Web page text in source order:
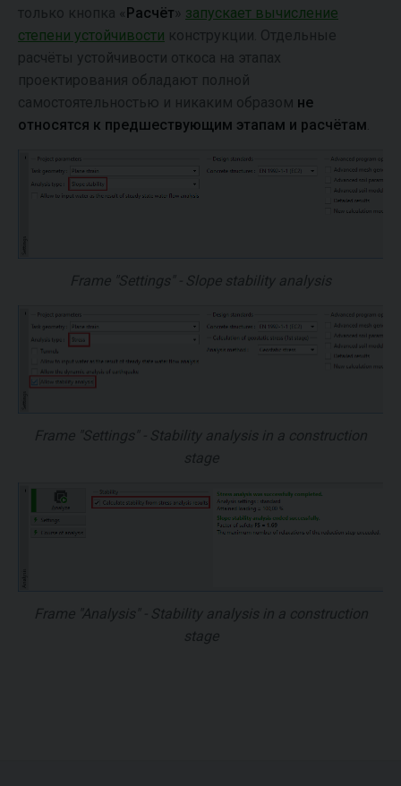
только кнопка « Расчёт » запускает вычисление
степени устойчивости конструкции. Отдельные
расчёты устойчивости откоса на этапах
проектирования обладают полной
самостоятельностью и никаким образом не
относятся к предшествующим этапам и расчётам
Frame "Settings" - Slope stability analysis
Frame "Settings" - Stability analysis in a construction
stage
Frame "Analysis" - Stability analysis in a construction
stage